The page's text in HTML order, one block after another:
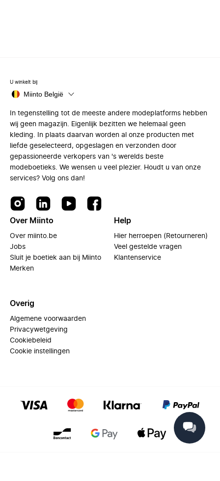
U winkelt bij
Miinto België
In tegenstelling tot de meeste andere modeplatforms hebben
wij geen magazijn. Eigenlijk bezitten we helemaal geen
kleding. In plaats daarvan worden al onze producten met
liefde geselecteerd, opgeslagen en verzonden door
gepassioneerde verkopers van 's werelds beste
modeboetieks. We wensen u veel plezier. Houdt u van onze
services? Volg ons dan!
Over Miinto
Over miinto.be
Jobs
Sluit je boetiek aan bij Miinto
Merken
Help
Hier herroepen (Retourneren)
Veel gestelde vragen
Klantenservice
Overig
Algemene voorwaarden
Privacywetgeving
Cookiebeleid
Cookie instellingen